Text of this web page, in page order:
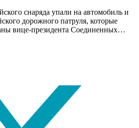
снаряда упали на автомобиль и
дорожного патруля, которые
вице-президента Соединенных…